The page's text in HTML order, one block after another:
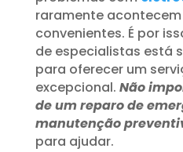
raramente
convenientes. É por
de especialistas está
para oferecer um
excepcional. Não
de um reparo de
manutenção
para ajudar.